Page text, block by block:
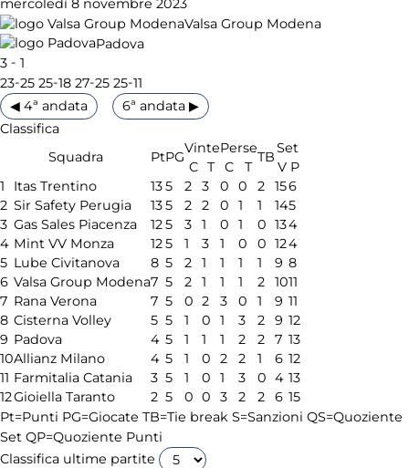
mercoledì 8 novembre 2023
Valsa Group Modena
Padova
3 - 1
23-25 25-18 27-25 25-11
◀ 4ª andata
6ª andata ▶
Classifica
Squadra
PtPG
VintePerse
TB
Set
C T C T V P
1
Itas Trentino 135 2 3 0 0 2 156
2 Sir Safety Perugia 135 2 2 0 1 1 145
3 Gas Sales Piacenza 125 3 1 0 1 0 134
4 Mint VV Monza 125 1 3 1 0 0 124
5 Lube Civitanova 8 5 2 1 1 1 1 9 8
6 Valsa Group Modena7 5 2 1 1 1 2 1011
7 Rana Verona 7 5 0 2 3 0 1 9 11
8 Cisterna Volley 5 5 1 0 1 3 2 9 12
9 Padova 4 5 1 1 1 2 2 7 13
10Allianz Milano 4 5 1 0 2 2 1 6 12
11 Farmitalia Catania 3 5 1 0 1 3 0 4 13
12Gioiella Taranto 2 5 0 0 3 2 2 6 15
Pt=Punti PG=Giocate TB=Tie break S=Sanzioni QS=Quoziente
Set QP=Quoziente Punti
Classifica ultime partite